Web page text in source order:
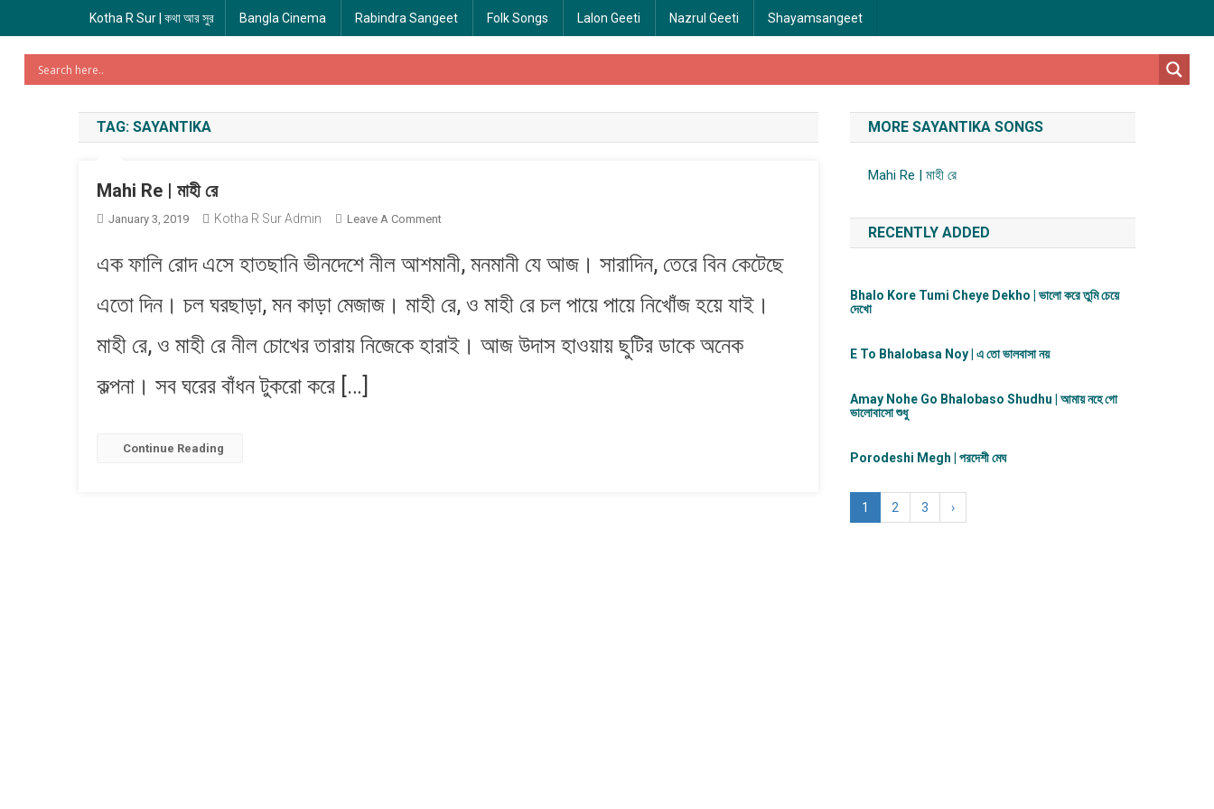
Kotha R Sur | কথা আর সুর Bangla Cinema Rabindra Sangeet Folk Songs Lalon Geeti Nazrul Geeti Shayamsangeet
TAG: SAYANTIKA
Mahi Re | মাহী রে
January 3, 2019 Kotha R Sur Admin Leave A CommentOn
Re
মাহী
এক ফালি রোদ এসে হাতছানি ভীনদেশে নীল আশমানী, মনমানী যে আজ। সারাদিন, তেরে বিন কেটেছে
এতো দিন। চল ঘরছাড়া, মন কাড়া মেজাজ। মাহী রে, ও মাহী রে চল পায়ে পায়ে নিখোঁজ হয়ে যাই।
মাহী রে, ও মাহী রে নীল চোখের তারায় নিজেকে হারাই। আজ উদাস হাওয়ায় ছুটির ডাকে অনেক
কল্পনা। সব ঘরের বাঁধন টুকরো করে […]
Continue Reading
MORE SAYANTIKA SONGS
Mahi Re | মাহী রে
RECENTLY ADDED
Bhalo Kore Tumi Cheye Dekho | ভালো করে তুমি চেয়ে
দেখো
E To Bhalobasa Noy | এ তো ভালবাসা ন​য়
Amay Nohe Go Bhalobaso Shudhu | আমায় নহে গো
ভালোবাসো শুধু
Porodeshi Megh | পরদেশী মেঘ
1 2 3 ›